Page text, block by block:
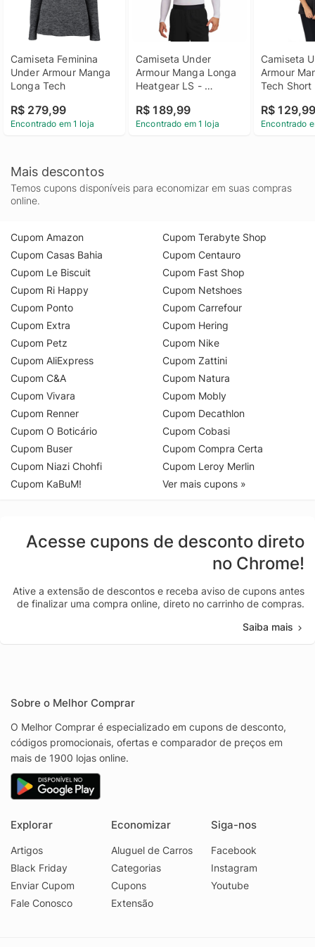
Camiseta Feminina
Under Armour Manga
Longa Tech
R$ 279,99
Encontrado em 1 loja
Camiseta Under
Armour Manga Longa
Heatgear LS -
R$ 189,99
Encontrado em 1 loja
Camiseta
Armour
Tech Short
R$
Encontrado
Mais descontos
Temos cupons disponíveis para economizar em suas compras
online.
Cupom Amazon
Cupom Casas Bahia
Cupom Le Biscuit
Cupom Ri Happy
Cupom Ponto
Cupom Extra
Cupom Petz
Cupom AliExpress
Cupom C&A
Cupom Vivara
Cupom Renner
Cupom O Boticário
Cupom Buser
Cupom Niazi Chohfi
Cupom KaBuM!
Cupom Terabyte Shop
Cupom Centauro
Cupom Fast Shop
Cupom Netshoes
Cupom Carrefour
Cupom Hering
Cupom Nike
Cupom Zattini
Cupom Natura
Cupom Mobly
Cupom Decathlon
Cupom Cobasi
Cupom Compra Certa
Cupom Leroy Merlin
Ver mais cupons »
Acesse cupons de desconto direto
no Chrome!
Ative a extensão de descontos e receba aviso de cupons antes
de finalizar uma compra online, direto no carrinho de compras.
Saiba mais
Sobre o Melhor Comprar
O Melhor Comprar é especializado em cupons de desconto,
códigos promocionais, ofertas e comparador de preços em
mais de 1900 lojas online.
Explorar
Artigos
Black Friday
Enviar Cupom
Fale Conosco
Economizar
Aluguel de Carros
Categorias
Cupons
Extensão
Siga-nos
Facebook
Instagram
Youtube